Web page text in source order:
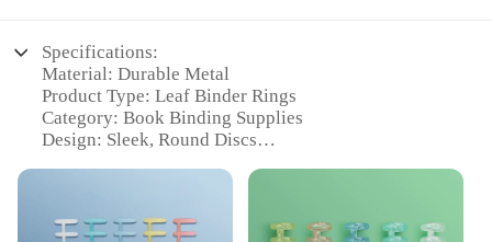
Specifications:
Material: Durable Metal
Product Type: Leaf Binder Rings
Category: Book Binding Supplies
Design: Sleek, Round Discs
Usage: Ideal for Book Encuadernacion
Features: